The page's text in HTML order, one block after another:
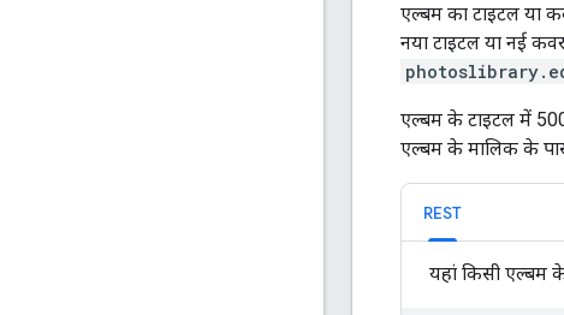
एल्बम का टाइटल या
नया टाइटल या नई
एल्बम के टाइटल में
एल्बम के मालिक के
REST
यहां किसी एल्बम